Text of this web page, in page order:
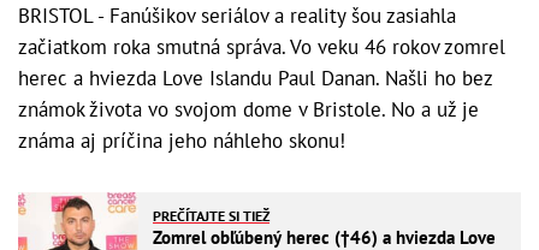
BRISTOL - Fanúšikov seriálov a reality šou zasiahla
začiatkom roka smutná správa. Vo veku 46 rokov zomrel
herec a hviezda Love Islandu Paul Danan. Našli ho bez
známok života vo svojom dome v Bristole. No a už je
známa aj príčina jeho náhleho skonu!
PREČÍTAJTE SI TIEŽ
Zomrel obľúbený herec (†46) a hviezda Love